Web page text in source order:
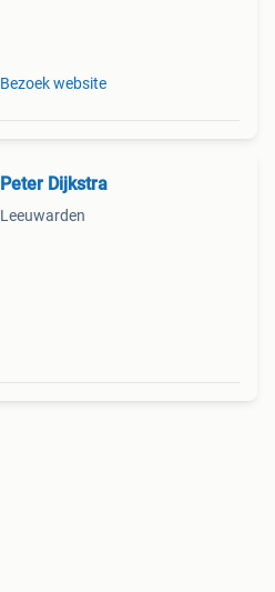
Bezoek website
Peter Dijkstra
Leeuwarden